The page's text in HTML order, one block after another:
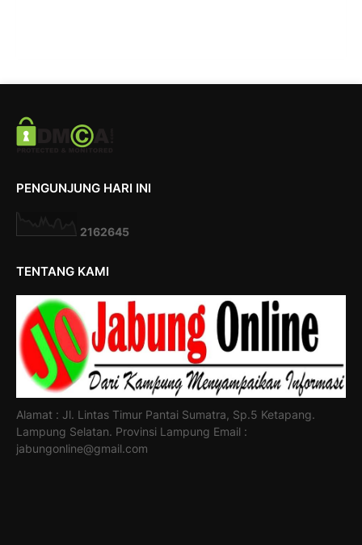
PENGUNJUNG HARI INI
2162645
TENTANG KAMI
Alamat : Jl. Lintas Timur Pantai Sumatra, Sp.5 Ketapang.
Lampung Selatan. Provinsi Lampung Email :
jabungonline@gmail.com